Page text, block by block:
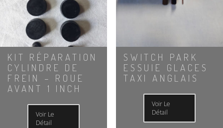
KIT RÉPARATION
CYLINDRE DE
FREIN – ROUE
AVANT 1 INCH
Voir Le
Détail
SWITCH PARK
ESSUIE GLACES
TAXI ANGLAIS
Voir Le
Détail